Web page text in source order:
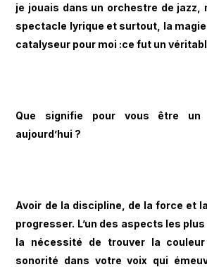
je jouais dans un orchestre de jazz,
spectacle lyrique et surtout, la
catalyseur pour moi :ce fut un
Que signifie pour vous être un
aujourd’hui ?
Avoir de la discipline, de la force et
progresser. L’un des aspects les
la nécessité de trouver la
sonorité dans votre voix qui